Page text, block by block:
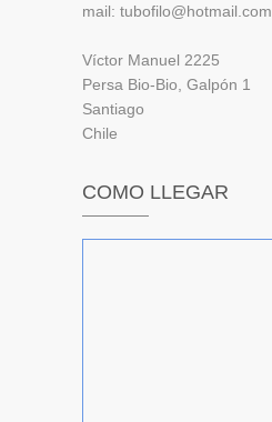
mail: tubofilo@hotmail.com
Víctor Manuel 2225
Persa Bio-Bio, Galpón 1
Santiago
Chile
COMO LLEGAR